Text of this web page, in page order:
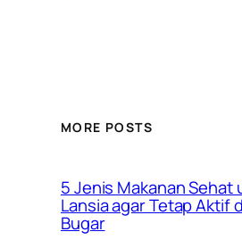
MORE POSTS
5 Jenis Makanan Sehat
Lansia agar Tetap Aktif
Bugar